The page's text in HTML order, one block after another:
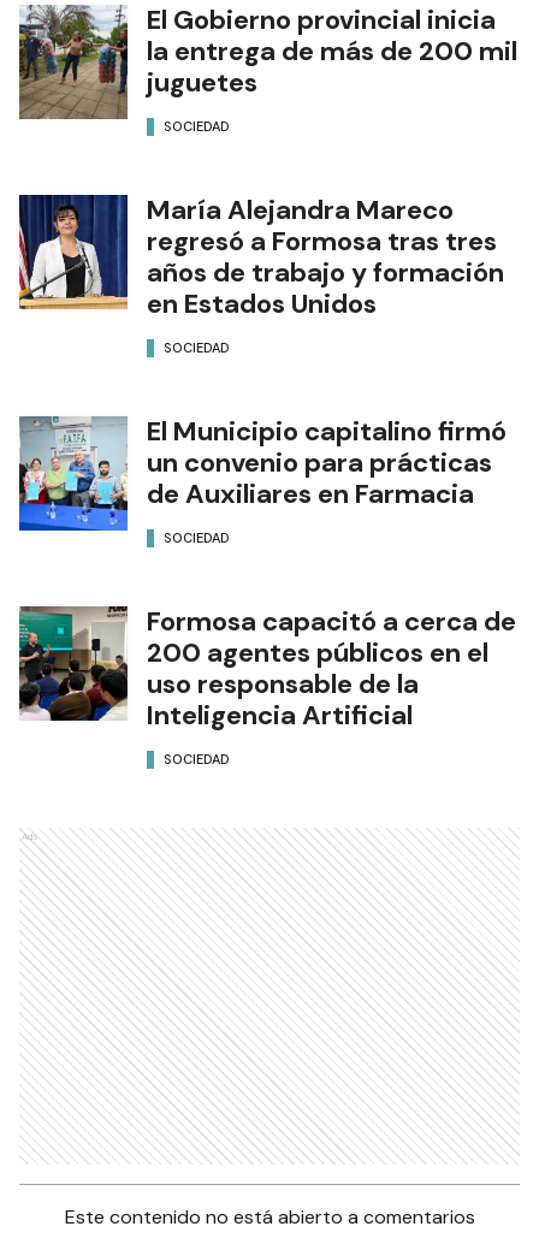
El Gobierno provincial inicia
la entrega de más de 200 mil
juguetes
SOCIEDAD
María Alejandra Mareco
regresó a Formosa tras tres
años de trabajo y formación
en Estados Unidos
SOCIEDAD
El Municipio capitalino firmó
un convenio para prácticas
de Auxiliares en Farmacia
SOCIEDAD
Formosa capacitó a cerca de
200 agentes públicos en el
uso responsable de la
Inteligencia Artificial
SOCIEDAD
Ads
Este contenido no está abierto a comentarios